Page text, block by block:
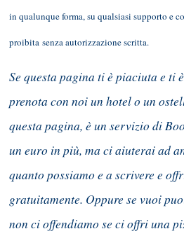
in qualunque forma, su qualsiasi supporto e
proibita senza autorizzazione scritta.
Se questa pagina ti è piaciuta e ti
prenota con noi un hotel o un
questa pagina, è un servizio di
un euro in più, ma ci aiuterai ad
quanto possiamo e a scrivere e
gratuitamente. Oppure se vuoi
non ci offendiamo se ci offri una